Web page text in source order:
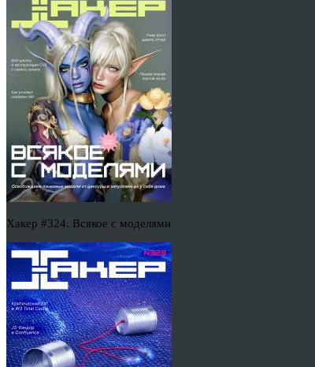
Хакер #324. Всякое с моделями